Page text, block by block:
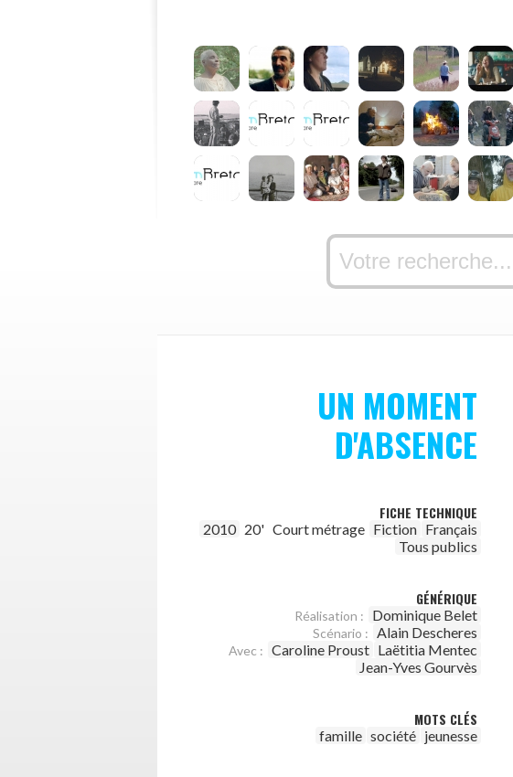
UN MOMENT
D'ABSENCE
FICHE TECHNIQUE
2010 20' Court métrage Fiction Français
Tous publics
GÉNÉRIQUE
Réalisation : Dominique Belet
Scénario : Alain Descheres
Avec : Caroline Proust Laëtitia Mentec
Jean-Yves Gourvès
MOTS CLÉS
famille société jeunesse